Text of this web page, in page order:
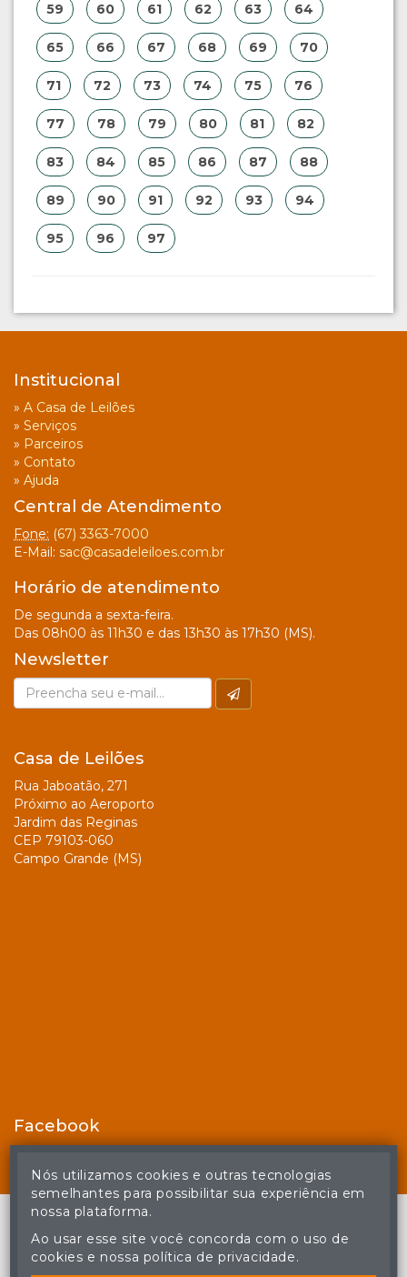
59 60 61 62 63 64
65 66 67 68 69 70
71 72 73 74 75 76
77 78 79 80 81 82
83 84 85 86 87 88
89 90 91 92 93 94
95 96 97
Institucional
» A Casa de Leilões
» Serviços
» Parceiros
» Contato
» Ajuda
Central de Atendimento
Fone: (67) 3363-7000
E-Mail: sac@casadeleiloes.com.br
Horário de atendimento
De segunda a sexta-feira.
Das 08h00 às 11h30 e das 13h30 às 17h30 (MS).
Newsletter
Casa de Leilões
Rua Jaboatão, 271
Próximo ao Aeroporto
Jardim das Reginas
CEP 79103-060
Campo Grande (MS)
Facebook
© Casa de Leilões - Todos os direitos reservados
Nós utilizamos cookies e outras tecnologias
semelhantes para possibilitar sua experiência em
nossa plataforma.
Ao usar esse site você concorda com o uso de
cookies e nossa política de privacidade.